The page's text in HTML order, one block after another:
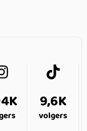
9,6K
volgers